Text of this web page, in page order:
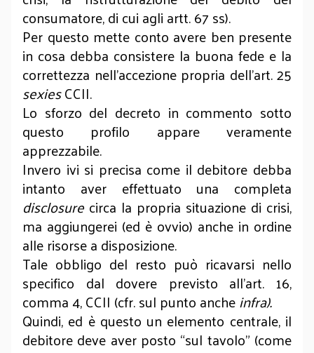
consumatore, di cui agli artt. 67 ss).
Per questo mette conto avere ben presente
in cosa debba consistere la buona fede e la
correttezza nell’accezione propria dell’art. 25
sexiesCCII.
Lo sforzo del decreto in commento sotto
questo profilo appare veramente
apprezzabile.
Invero ivi si precisa come il debitore debba
intanto aver effettuato una completa
disclosure circa la propria situazione di crisi,
ma aggiungerei (ed è ovvio) anche in ordine
alle risorse a disposizione.
Tale obbligo del resto può ricavarsi nello
specifico dal dovere previsto all’art. 16,
comma 4, CCII (cfr. sul punto ancheinfra).
Quindi, ed è questo un elemento centrale, il
debitore deve aver posto “sul tavolo” (come